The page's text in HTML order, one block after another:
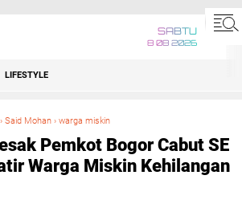
SABTU
8 08 2026
LIFESTYLE
› Said Mohan › warga miskin
Pemkot Bogor Cabut SE
Warga Miskin Kehilangan